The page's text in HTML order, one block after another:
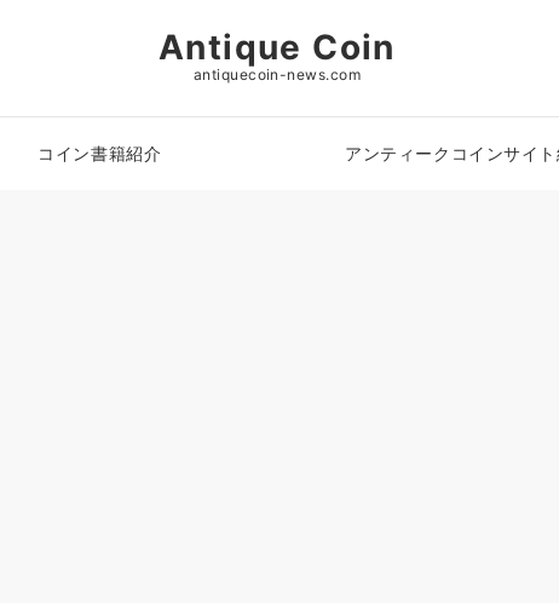
Antique Coin
antiquecoin-news.com
コイン書籍紹介 アンティークコインサイ